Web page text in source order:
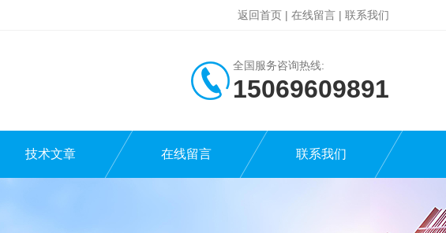
返回首页 | 在线留言 | 联系我们
全国服务咨询热线:
15069609891
技术文章 在线留言 联系我们